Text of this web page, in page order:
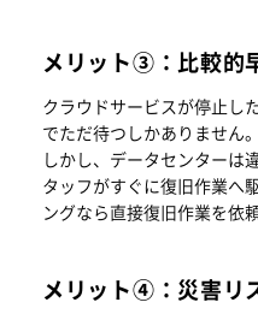
メリット③：比較的
クラウドサービスが停止し
でただ待つしかありません。
しかし、データセンターは
タッフがすぐに復旧作業へ
ングなら直接復旧作業を依
メリット④：災害リ